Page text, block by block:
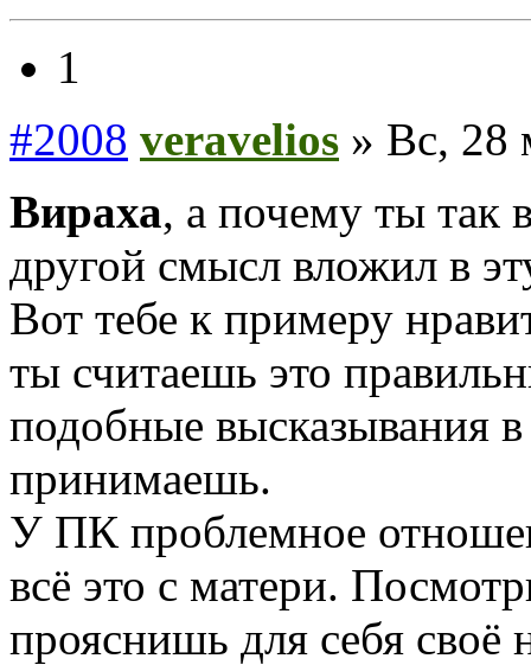
1
#2008 veravelios » Вс, 28
Вираха, а почему ты так
другой смысл вложил в
Вот тебе к примеру
ты считаешь это
подобные высказывания
принимаешь.
У ПК проблемное
всё это с матери.
прояснишь для себя своё